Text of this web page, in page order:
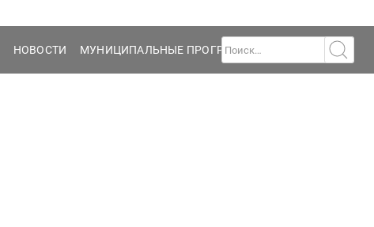
НОВОСТИ МУНИЦИПАЛЬНЫЕ ПРОГРАММЫ